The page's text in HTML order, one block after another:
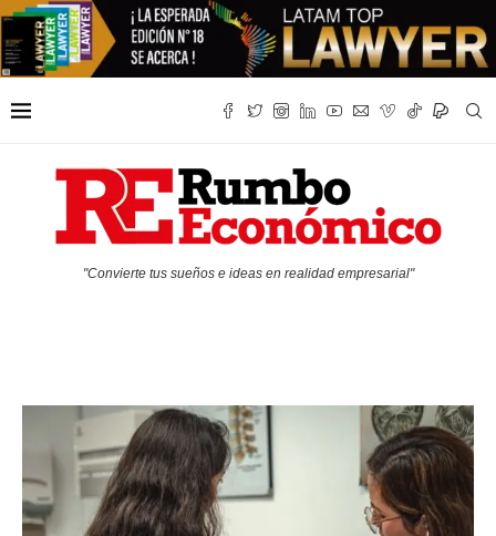
"Convierte tus sueños e ideas en realidad empresarial"